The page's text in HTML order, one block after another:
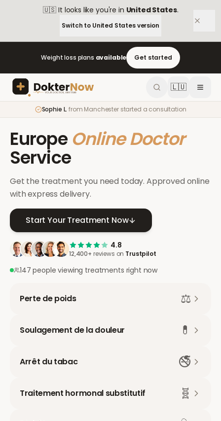
🇺🇸 It looks like you're in United States.
Switch to United Statesversion
Weight loss plans available Get started
🇱🇺
Sophie L. from Manchester started a consultation
Europe Online Doctor
Service
Get the treatment you need today. Approved online
with express delivery.
Start Your Treatment Now
4.8
12,400+ reviews on Trustpilot
147 people viewing treatments right now
Perte de poids ⚖️
Soulagement de la douleur 💊
Arrêt du tabac 🚭
Traitement hormonal substitutif 🧬